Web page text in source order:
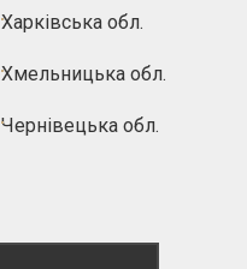
Харківська обл.
Хмельницька обл.
Чернівецька обл.